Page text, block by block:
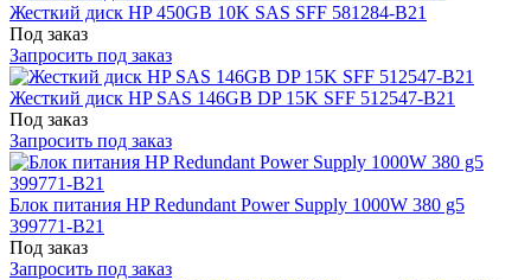
Жесткий диск HP 450GB 10K SAS SFF 581284-B21
Под заказ
Запросить под заказ
Жесткий диск HP SAS 146GB DP 15K SFF 512547-B21
Под заказ
Запросить под заказ
Блок питания HP Redundant Power Supply 1000W 380 g5
399771-B21
Под заказ
Запросить под заказ